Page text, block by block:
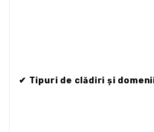
✔ Tipuri de clădiri și